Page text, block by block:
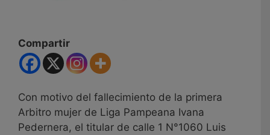
Compartir
Con motivo del fallecimiento de la primera
Arbitro mujer de Liga Pampeana Ivana
Pedernera, el titular de calle 1 N°1060 Luis